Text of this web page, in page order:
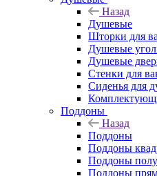
Назад
Душевые
Шторки для
Душевые
Душевые
Стенки для
Сиденья для
Поддоны
Назад
Поддоны
Поддоны
Поддоны
Поддоны